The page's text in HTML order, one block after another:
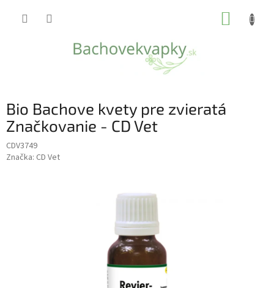
Bio Bachove kvety pre zvieratá
Značkovanie - CD Vet
CDV3749
Značka: CD Vet